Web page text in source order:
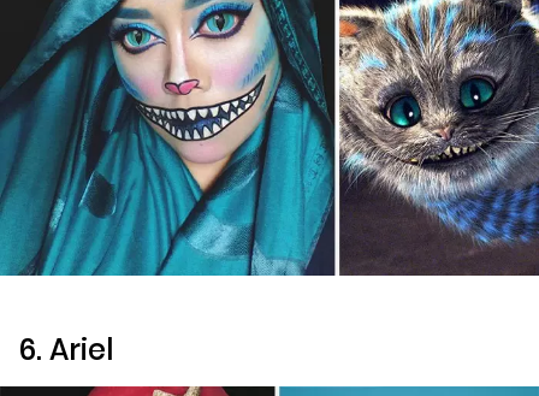
6. Ariel